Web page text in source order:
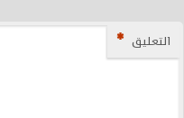
التعليق *